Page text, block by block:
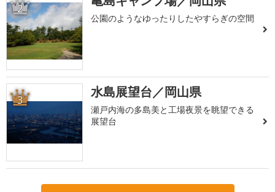
2
公園のようなゆったりしたやすらぎの空間
3 水島展望台／岡山県
瀬戸内海の多島美と工場夜景を眺望できる
展望台